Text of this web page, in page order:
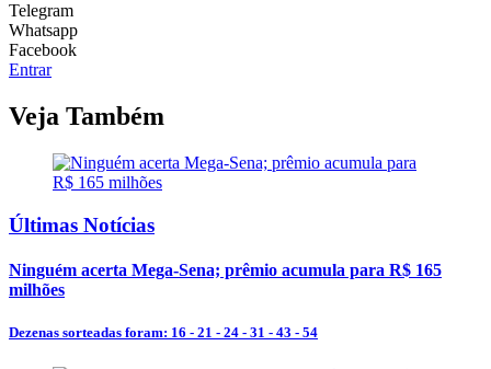
Telegram
Whatsapp
Facebook
Entrar
Veja Também
Últimas Notícias
Ninguém acerta Mega-Sena; prêmio acumula para R$ 165
milhões
Dezenas sorteadas foram: 16 - 21 - 24 - 31 - 43 - 54